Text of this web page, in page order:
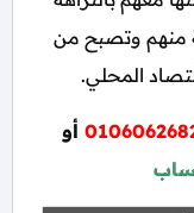
منهم وتصبح من
المحلي.
أو